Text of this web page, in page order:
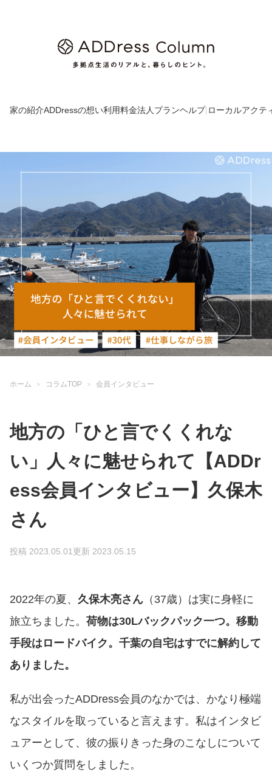
家の紹介ADDressの想い利用料金法人プランヘルプ| ローカルアクテ
ホーム コラムTOP 会員インタビュー
地方の「ひと言でくくれな
い」人々に魅せられて【ADDr
ess会員インタビュー】久保木
さん
投稿 2023.05.01 更新 2023.05.15
2022年の夏、 久保木亮さん （37歳）は実に身軽に
旅立ちました。 荷物は30Lバックパック一つ。移動
手段はロードバイク。千葉の自宅はすでに解約して
ありました。
私が出会ったADDress会員のなかでは、かなり極端
なスタイルを取っていると言えます。私はインタビ
ュアーとして、彼の振りきった身のこなしについて
いくつか質問をしました。